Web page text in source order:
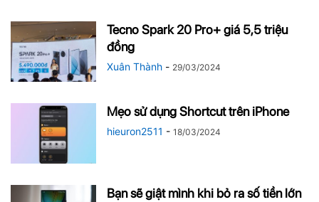
Tecno Spark 20 Pro+ giá 5,5 triệu
đồng
Xuân Thành - 29/03/2024
Mẹo sử dụng Shortcut trên iPhone
hieuron2511 - 18/03/2024
Bạn sẽ giật mình khi bỏ ra số tiền lớn